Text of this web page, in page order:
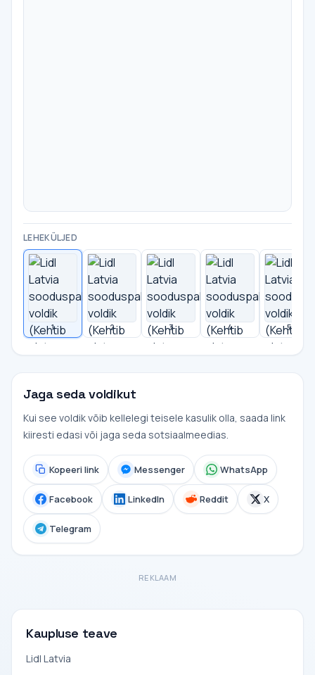
LEHEKÜLJED
1 2 3 4 5
Jaga seda voldikut
Kui see voldik võib kellelegi teisele kasulik olla, saada link
kiiresti edasi või jaga seda sotsiaalmeedias.
Kopeeri link Messenger WhatsApp
Facebook LinkedIn Reddit X
Telegram
REKLAAM
Kaupluse teave
Lidl Latvia